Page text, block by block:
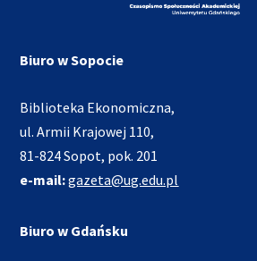
Biuro w Sopocie
Biblioteka Ekonomiczna,
ul. Armii Krajowej 110,
81-824 Sopot, pok. 201
e-mail:gazeta@ug.edu.pl
Biuro w Gdańsku